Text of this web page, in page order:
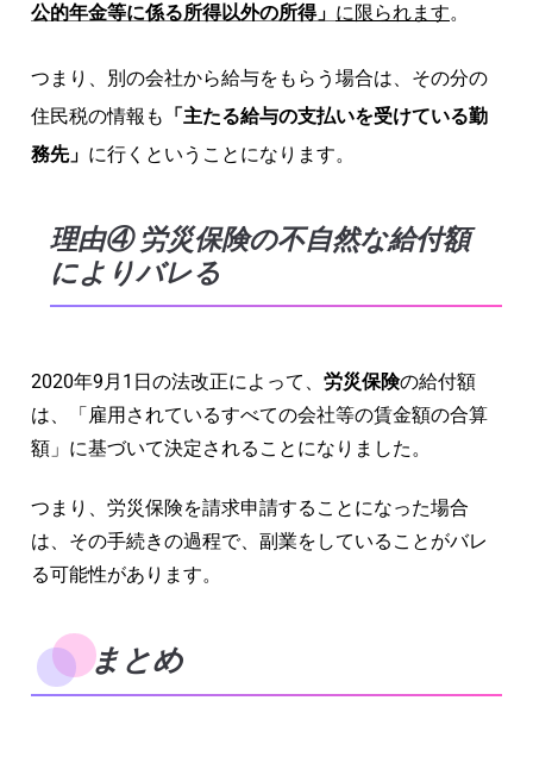
公的年金等に係る所得以外の所得」 に限られます。
つまり、別の会社から給与をもらう場合は、その分の
住民税の情報も 「主たる給与の支払いを受けている勤
務先」 に行くということになります。
理由④ 労災保険の不自然な給付額
によりバレる
2020年9月1日の法改正によって、 労災保険の給付額
は、「雇用されているすべての会社等の賃金額の合算
額」に基づいて決定されることになりました。
つまり、労災保険を請求申請することになった場合
は、その手続きの過程で、副業をしていることがバレ
る可能性があります。
まとめ